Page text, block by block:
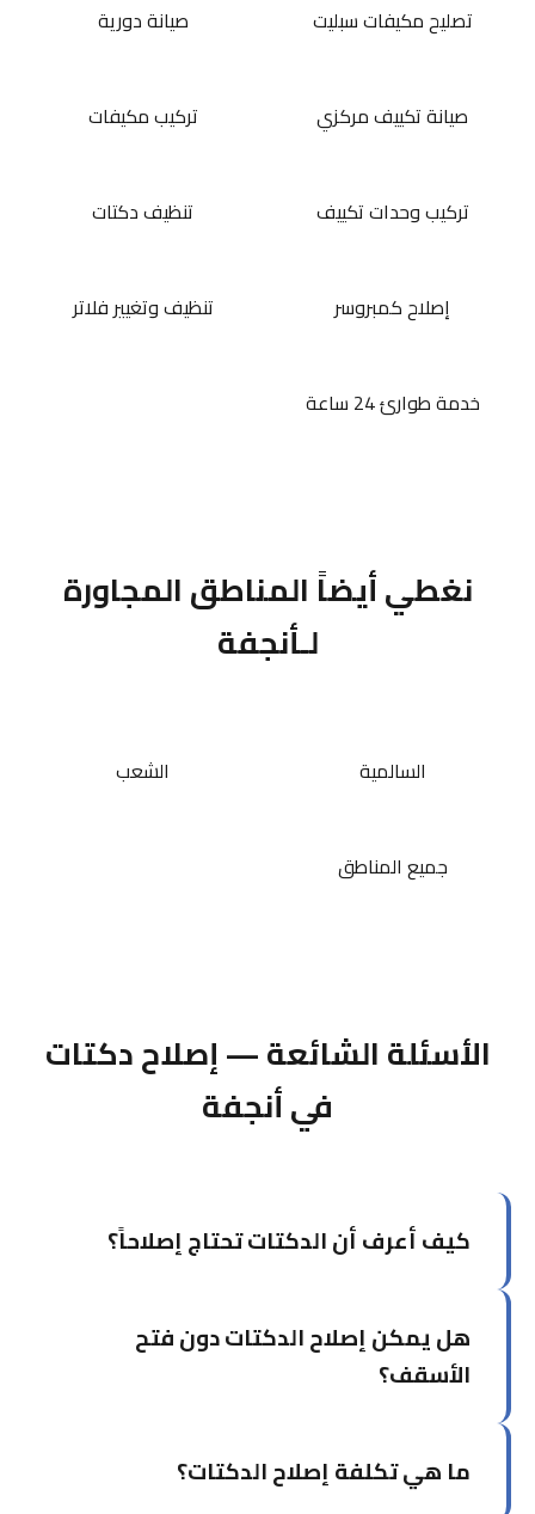
تصليح مكيفات سبليت صيانة دورية
صيانة تكييف مركزي تركيب مكيفات
تركيب وحدات تكييف تنظيف دكتات
إصلاح كمبروسر تنظيف وتغيير فلاتر
خدمة طوارئ 24 ساعة
نغطي أيضاً المناطق المجاورة
لـأنجفة
السالمية الشعب
جميع المناطق
الأسئلة الشائعة — إصلاح دكتات
في أنجفة
كيف أعرف أن الدكتات تحتاج إصلاحاً؟
فاتورة الكهرباء دون سبب، ظهور أتربة مفرطة، أو
سماع صفير عند تشغيل التكييف.
هل يمكن إصلاح الدكتات دون فتح
الأسقف؟
خلال فتحات الصيانة دون الحاجة لفتح الأسقف أو
ما هي تكلفة إصلاح الدكتات؟